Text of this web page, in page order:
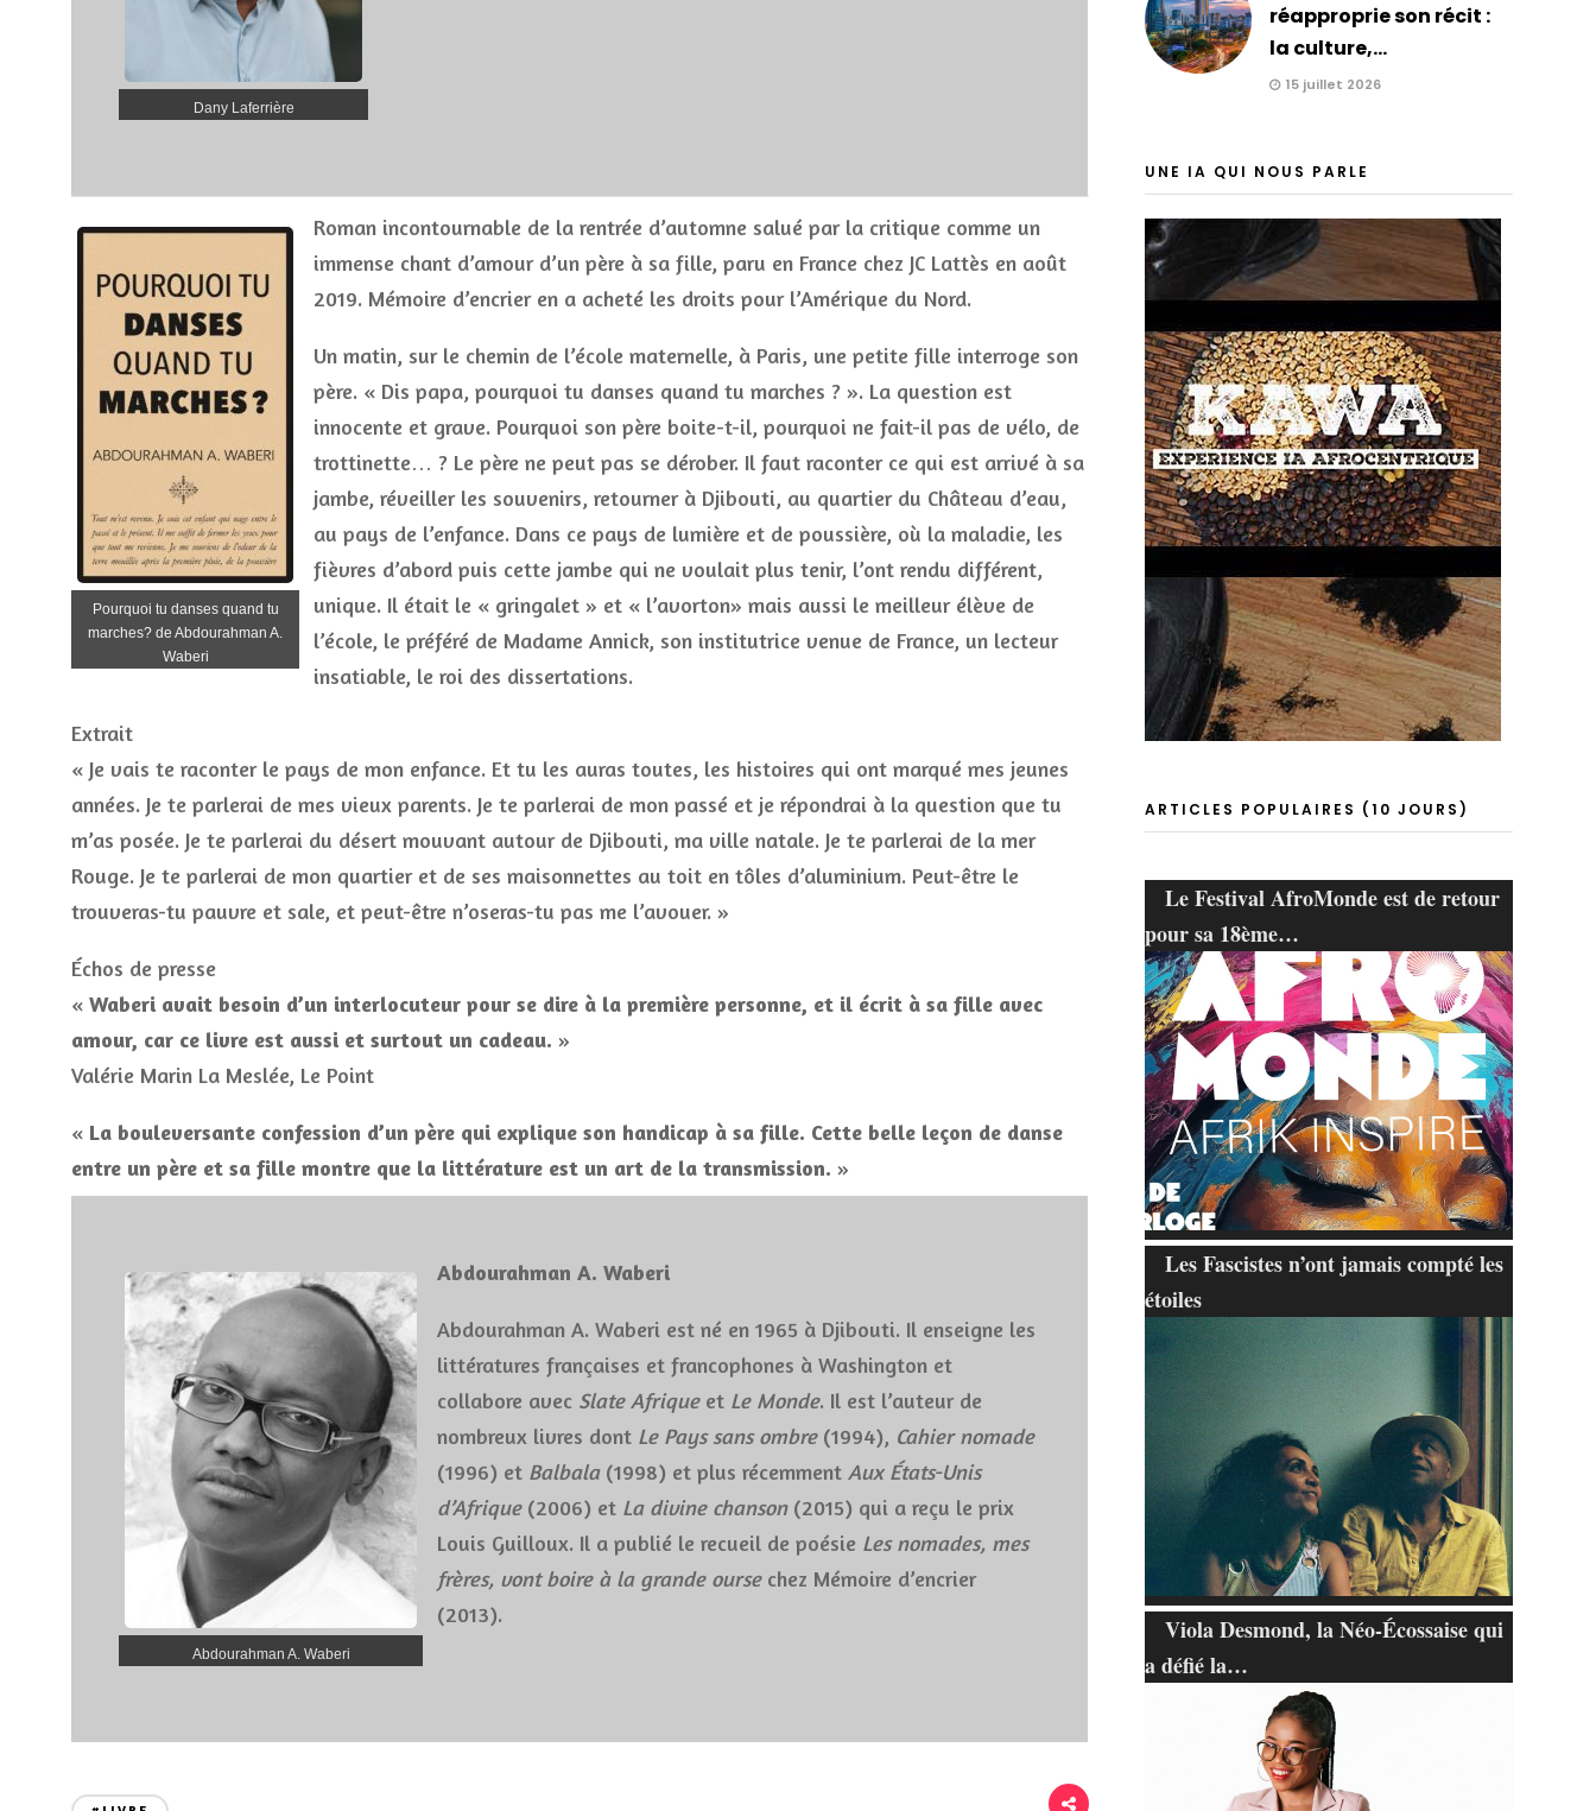
Dany Laferrière
Pourquoi tu danses quand tu
marches? de Abdourahman A.
Waberi
Roman incontournable de la rentrée d’automne salué par la critique comme un
immense chant d’amour d’un père à sa fille, paru en France chez JC Lattès en août
2019. Mémoire d’encrier en a acheté les droits pour l’Amérique du Nord.
Un matin, sur le chemin de l’école maternelle, à Paris, une petite fille interroge son
père. « Dis papa, pourquoi tu danses quand tu marches ? ». La question est
innocente et grave. Pourquoi son père boite-t-il, pourquoi ne fait-il pas de vélo, de
trottinette… ? Le père ne peut pas se dérober. Il faut raconter ce qui est arrivé à sa
jambe, réveiller les souvenirs, retourner à Djibouti, au quartier du Château d’eau,
au pays de l’enfance. Dans ce pays de lumière et de poussière, où la maladie, les
fièvres d’abord puis cette jambe qui ne voulait plus tenir, l’ont rendu différent,
unique. Il était le « gringalet » et « l’avorton» mais aussi le meilleur élève de
l’école, le préféré de Madame Annick, son institutrice venue de France, un lecteur
insatiable, le roi des dissertations.
Extrait
« Je vais te raconter le pays de mon enfance. Et tu les auras toutes, les histoires qui ont marqué mes jeunes
années. Je te parlerai de mes vieux parents. Je te parlerai de mon passé et je répondrai à la question que tu
m’as posée. Je te parlerai du désert mouvant autour de Djibouti, ma ville natale. Je te parlerai de la mer
Rouge. Je te parlerai de mon quartier et de ses maisonnettes au toit en tôles d’aluminium. Peut-être le
trouveras-tu pauvre et sale, et peut-être n’oseras-tu pas me l’avouer. »
Échos de presse
« Waberi avait besoin d’un interlocuteur pour se dire à la première personne, et il écrit à sa fille avec
amour, car ce livre est aussi et surtout un cadeau. »
Valérie Marin La Meslée, Le Point
« La bouleversante confession d’un père qui explique son handicap à sa fille. Cette belle leçon de danse
entre un père et sa fille montre que la littérature est un art de la transmission. »
Abdourahman A. Waberi
Abdourahman A. Waberi
Abdourahman A. Waberi est né en 1965 à Djibouti. Il enseigne les
littératures françaises et francophones à Washington et
collabore avec Slate Afriqueet Le Monde. Il est l’auteur de
nombreux livres dont Le Pays sans ombre(1994), Cahier nomade
(1996) et Balbala (1998) et plus récemment Aux États-Unis
d’Afrique (2006) et La divine chanson(2015) qui a reçu le prix
Louis Guilloux. Il a publié le recueil de poésie Les nomades, mes
frères, vont boire à la grande oursechez Mémoire d’encrier
(2013).
réapproprie son récit :
la culture,...
15 juillet 2026
UNE IA QUI NOUS PARLE
ARTICLES POPULAIRES (10 JOURS)
Le Festival AfroMonde est de retour
pour sa 18ème…
Les Fascistes n’ont jamais compté les
étoiles
Viola Desmond, la Néo-Écossaise qui
a défié la…